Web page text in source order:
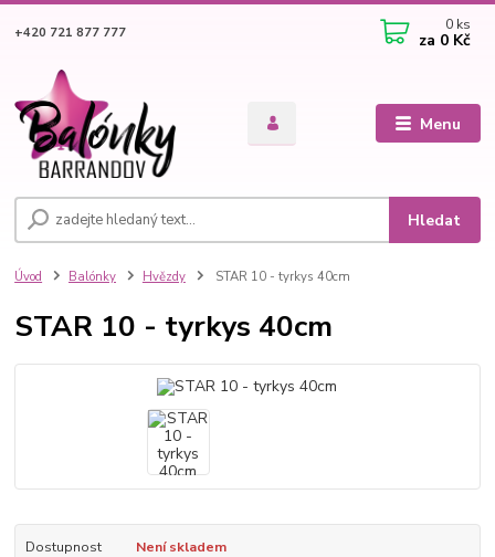
Menu
Hledat
+420 721 877 777 0 ks
za 0 Kč
Úvod Balónky Hvězdy STAR 10 - tyrkys 40cm
STAR 10 - tyrkys 40cm
Dostupnost
Není skladem